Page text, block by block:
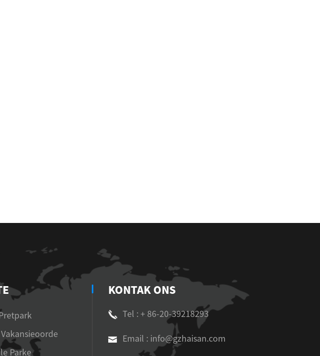
Parke
KONTAK ONS
Tel : + 86-20-39218293
Email : info@gzhaisan.com